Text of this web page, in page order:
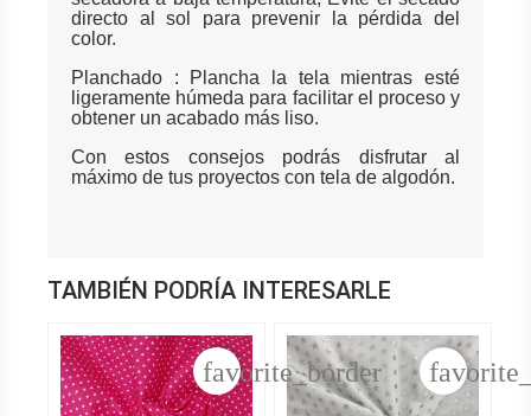
directo al sol para prevenir la pérdida del
color.
Planchado : Plancha la tela mientras esté
ligeramente húmeda para facilitar el proceso y
obtener un acabado más liso.
Con estos consejos podrás disfrutar al
máximo de tus proyectos con tela de algodón.
TAMBIÉN PODRÍA INTERESARLE
favorite_border